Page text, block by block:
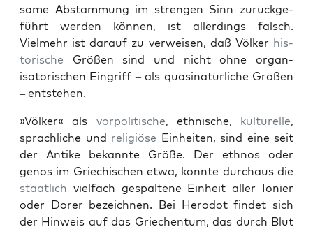
same Abstam­mung im stren­gen Sinn zurück­ge­
führt wer­den kön­nen, ist allerd­ings falsch.
Vielmehr ist darauf zu ver­weisen, daß Völk­er his­
torische Größen sind und nicht ohne organ­
isatorischen Ein­griff – als qua­si­natür­liche Größen
– entste­hen.
»Völk­er« als vor­poli­tis­che, eth­nis­che, kul­turelle,
sprach­liche und religiöse Ein­heit­en, sind eine seit
der Antike bekan­nte Größe. Der eth­nos oder
genos im Griechis­chen etwa, kon­nte dur­chaus die
staatlich vielfach ges­pal­tene Ein­heit aller Ion­ier
oder Dor­er beze­ich­nen. Bei Herodot find­et sich
der Hin­weis auf das Griechen­tum, das durch Blut